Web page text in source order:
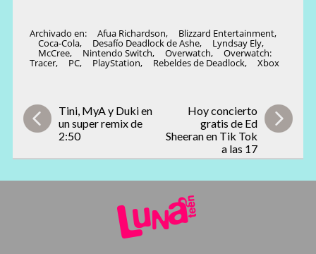
Archivado en: Afua Richardson, Blizzard Entertainment,
Coca-Cola, Desafío Deadlock de Ashe, Lyndsay Ely,
McCree, Nintendo Switch, Overwatch, Overwatch:
Tracer, PC, PlayStation, Rebeldes de Deadlock, Xbox
Tini, MyA y Duki en
un super remix de
2:50
Hoy concierto
gratis de Ed
Sheeran en Tik Tok
a las 17